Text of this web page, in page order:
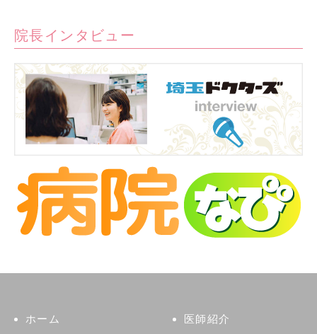
院長インタビュー
ホーム 医師紹介